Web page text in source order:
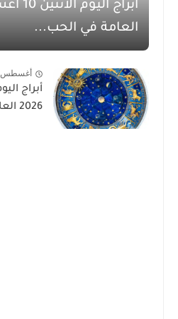
العامة في الحب...
أغسطس 8, 2026
2026 العامة في الحب...